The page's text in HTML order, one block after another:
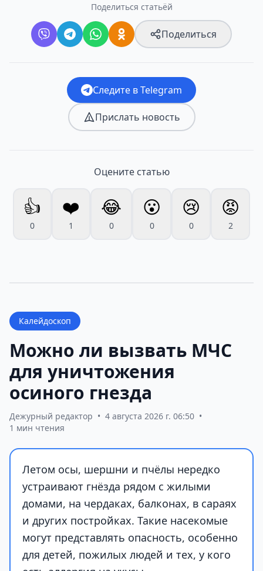
Поделиться статьёй
Поделиться
Следите в Telegram
Прислать новость
Оцените статью
👍
0
❤️
1
😂
0
😮
0
😢
0
😡
2
Калейдоскоп
Можно ли вызвать МЧС
для уничтожения
осиного гнезда
Дежурный редактор • 4 августа 2026 г. 06:50 •
1 мин чтения
Летом осы, шершни и пчёлы нередко
устраивают гнёзда рядом с жилыми
домами, на чердаках, балконах, в сараях
и других постройках. Такие насекомые
могут представлять опасность, особенно
для детей, пожилых людей и тех, у кого